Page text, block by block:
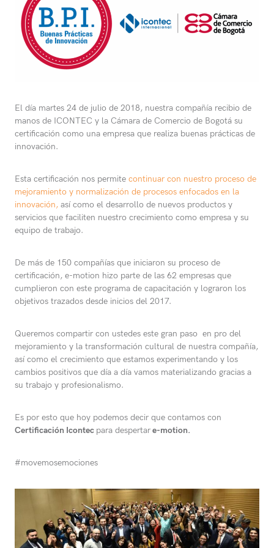
El día martes 24 de julio de 2018, nuestra compañía recibio de
manos de ICONTEC y la Cámara de Comercio de Bogotá su
certificación como una empresa que realiza buenas prácticas de
innovación.
Esta certificación nos permite continuar con nuestro proceso de
mejoramiento y normalización de procesos enfocados en la
innovación, así como el desarrollo de nuevos productos y
servicios que faciliten nuestro crecimiento como empresa y su
equipo de trabajo.
De más de 150 compañías que iniciaron su proceso de
certificación, e-motion hizo parte de las 62 empresas que
cumplieron con este programa de capacitación y lograron los
objetivos trazados desde inicios del 2017.
Queremos compartir con ustedes este gran paso en pro del
mejoramiento y la transformación cultural de nuestra compañía,
así como el crecimiento que estamos experimentando y los
cambios positivos que día a día vamos materializando gracias a
su trabajo y profesionalismo.
Es por esto que hoy podemos decir que contamos con
Certificación Icontec para despertare-motion.
#movemosemociones